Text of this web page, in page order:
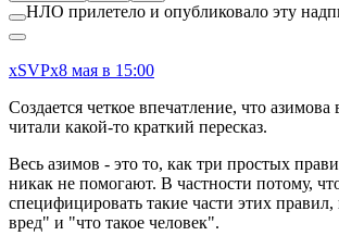
НЛО прилетело и опубликовало эту
xSVPx8 мая в 15:00
Создается четкое впечатление, что
читали какой-то краткий пересказ.
Весь азимов - это то, как три простых
никак не помогают. В частности потому,
специфицировать такие части этих правил,
вред" и "что такое человек".